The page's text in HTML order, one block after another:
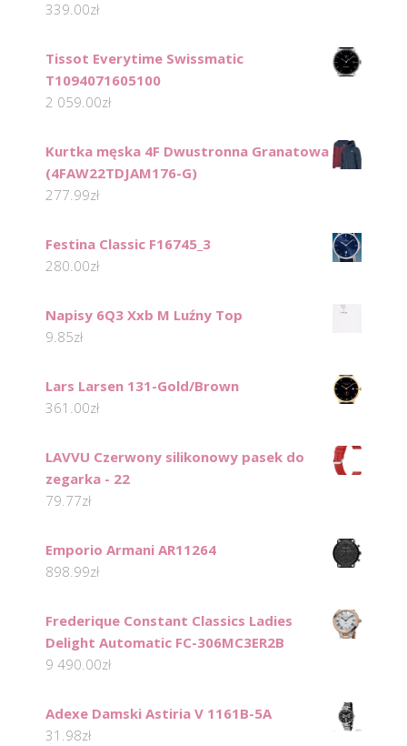
339.00zł
Tissot Everytime Swissmatic
T1094071605100
2 059.00zł
Kurtka męska 4F Dwustronna Granatowa
(4FAW22TDJAM176-G)
277.99zł
Festina Classic F16745_3
280.00zł
Napisy 6Q3 Xxb M Luźny Top
9.85zł
Lars Larsen 131-Gold/Brown
361.00zł
LAVVU Czerwony silikonowy pasek do
zegarka - 22
79.77zł
Emporio Armani AR11264
898.99zł
Frederique Constant Classics Ladies
Delight Automatic FC-306MC3ER2B
9 490.00zł
Adexe Damski Astiria V 1161B-5A
31.98zł